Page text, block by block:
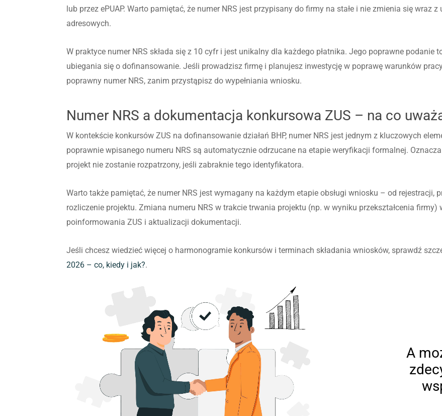
lub przez ePUAP. Warto pamiętać, że numer NRS jest przypisany do firmy na stałe i nie zmienia się wraz
adresowych.
W praktyce numer NRS składa się z 10 cyfr i jest unikalny dla każdego płatnika. Jego poprawne podanie
ubiegania się o dofinansowanie. Jeśli prowadzisz firmę i planujesz inwestycję w poprawę warunków
poprawny numer NRS, zanim przystąpisz do wypełniania wniosku.
Numer NRS a dokumentacja konkursowa ZUS – na co
W kontekście konkursów ZUS na dofinansowanie działań BHP, numer NRS jest jednym z kluczowych
poprawnie wpisanego numeru NRS są automatycznie odrzucane na etapie weryfikacji formalnej.
projekt nie zostanie rozpatrzony, jeśli zabraknie tego identyfikatora.
Warto także pamiętać, że numer NRS jest wymagany na każdym etapie obsługi wniosku – od rejestracji,
rozliczenie projektu. Zmiana numeru NRS w trakcie trwania projektu (np. w wyniku przekształcenia
poinformowania ZUS i aktualizacji dokumentacji.
Jeśli chcesz wiedzieć więcej o harmonogramie konkursów i terminach składania wniosków, sprawdź
2026 – co, kiedy i jak?.
A